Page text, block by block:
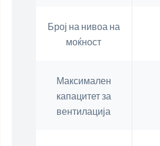
Број на нивоа на
моќност
Максимален
капацитет за
вентилација